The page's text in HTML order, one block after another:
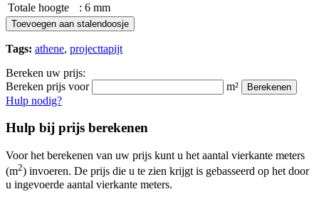
Totale hoogte
: 6 mm
Toevoegen aan stalendoosje
Tags: athene, projecttapijt
Bereken uw prijs:
Bereken prijs voor
m² Berekenen
Hulp nodig?
Hulp bij prijs berekenen
Voor het berekenen van uw prijs kunt u het aantal vierkante meters
(m2) invoeren. De prijs die u te zien krijgt is gebasseerd op het door
u ingevoerde aantal vierkante meters.